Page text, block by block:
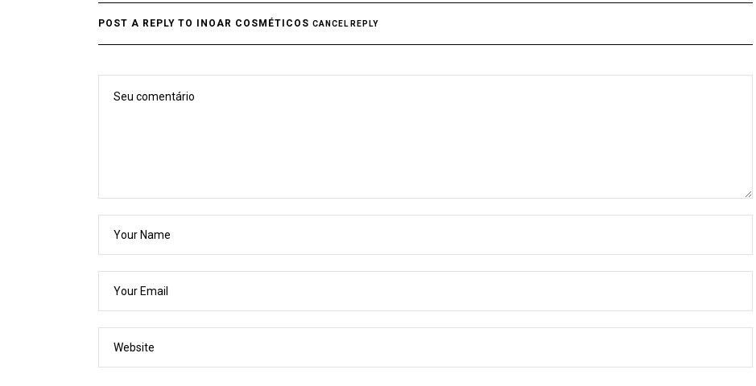
POST A REPLY TO INOAR COSMÉTICOS CANCEL REPLY